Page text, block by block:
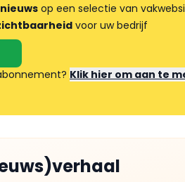
op een selectie van
voor uw bedrijf
Klik hier om aan te